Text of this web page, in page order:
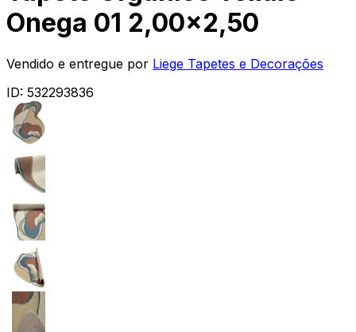
Onega 01 2,00x2,50
Vendido e entregue por Liege Tapetes e Decorações
ID: 532293836